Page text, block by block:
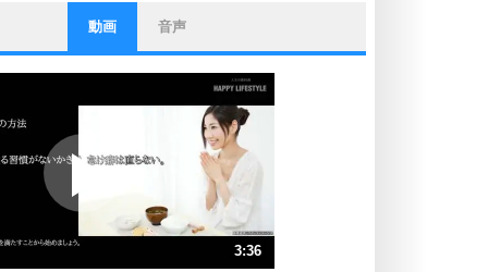
ストレス対策
他人と比べない。
いっそのこと、他人を見ない。
ポジティブになれない原因は、行動
ポジティブ思考になる30の方法
ストレス対策
動画 音声
3:36